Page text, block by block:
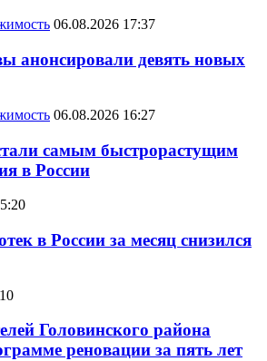
06.08.2026 17:37
анонсировали девять новых
06.08.2026 16:27
самым быстрорастущим
в России
в России за месяц снизился
Головинского района
реновации за пять лет